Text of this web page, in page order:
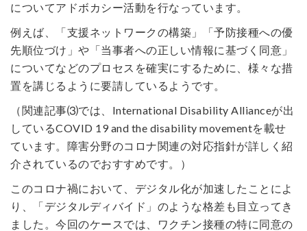
についてアドボカシー活動を行なっています。
例えば、「支援ネットワークの構築」「予防接種への優
先順位づけ」や「当事者への正しい情報に基づく同意」
についてなどのプロセスを確実にするために、様々な措
置を講じるように要請しているようです。
（関連記事⑶では、International Disability Allianceが出
しているCOVID 19 and the disability movementを載せ
ています。障害分野のコロナ関連の対応指針が詳しく紹
介されているのでおすすめです。）
このコロナ禍において、デジタル化が加速したことによ
り、「デジタルディバイド」のような格差も目立ってき
ました。今回のケースでは、ワクチン接種の特に同意の